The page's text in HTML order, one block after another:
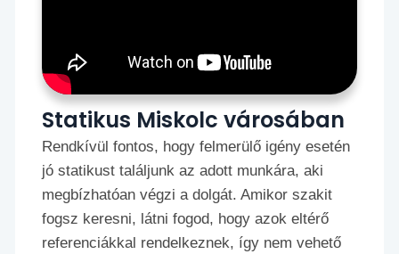
Statikus Miskolc városában
Rendkívül fontos, hogy felmerülő igény esetén
jó statikust találjunk az adott munkára, aki
megbízhatóan végzi a dolgát. Amikor szakit
fogsz keresni, látni fogod, hogy azok eltérő
referenciákkal rendelkeznek, így nem vehető